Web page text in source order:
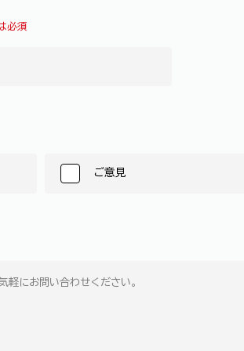
必須
ご意見